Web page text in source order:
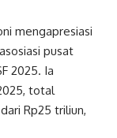
mengapresiasi
pusat
2025. Ia
total
Rp25 triliun,